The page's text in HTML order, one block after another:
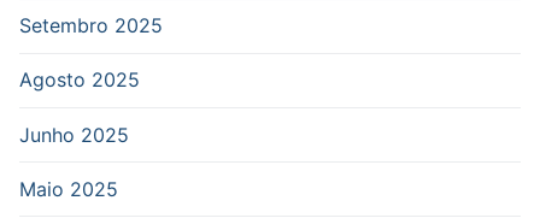
Setembro 2025
Agosto 2025
Junho 2025
Maio 2025